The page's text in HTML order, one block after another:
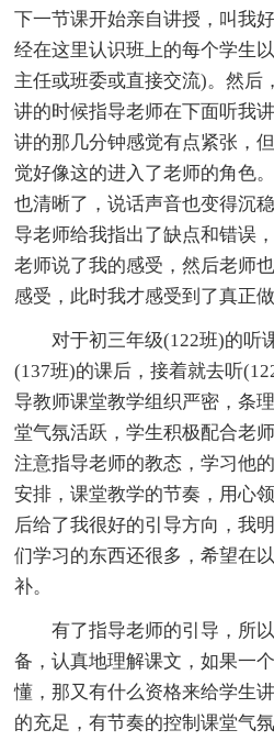
下一节课开始亲自讲授，叫我
经在这里认识班上的每个学生
主任或班委或直接交流)。然后
讲的时候指导老师在下面听我
讲的那几分钟感觉有点紧张，
觉好像这的进入了老师的角色
也清晰了，说话声音也变得沉
导老师给我指出了缺点和错误
老师说了我的感受，然后老师
感受，此时我才感受到了真正
对于初三年级(122班)的听
(137班)的课后，接着就去听
导教师课堂教学组织严密，条
堂气氛活跃，学生积极配合老
注意指导老师的教态，学习他
安排，课堂教学的节奏，用心
后给了我很好的引导方向，我
们学习的东西还很多，希望在
补。
有了指导老师的引导，所以
备，认真地理解课文，如果一
懂，那又有什么资格来给学生
的充足，有节奏的控制课堂气